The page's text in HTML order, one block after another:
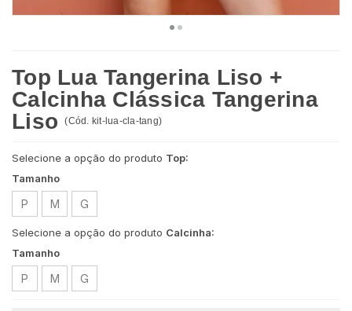
Top Lua Tangerina Liso +
Calcinha Clássica Tangerina
Liso(Cód. kit-lua-cla-tang)
Selecione a opção do produto Top:
Tamanho
P M G
Selecione a opção do produto Calcinha:
Tamanho
P M G